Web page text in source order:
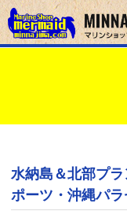
水納島＆北部プ
ポーツ・沖縄パ